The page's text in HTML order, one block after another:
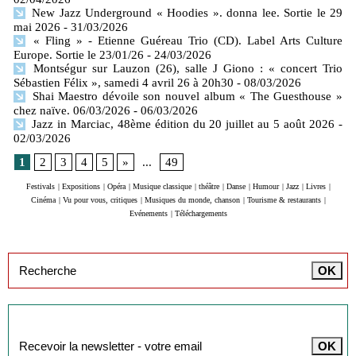
New Jazz Underground « Hoodies ». donna lee. Sortie le 29
mai 2026 - 31/03/2026
« Fling » - Etienne Guéreau Trio (CD). Label Arts Culture
Europe. Sortie le 23/01/26 - 24/03/2026
Montségur sur Lauzon (26), salle J Giono : « concert Trio
Sébastien Félix », samedi 4 avril 26 à 20h30 - 08/03/2026
Shai Maestro dévoile son nouvel album « The Guesthouse »
chez naïve. 06/03/2026 - 06/03/2026
Jazz in Marciac, 48ème édition du 20 juillet au 5 août 2026 -
02/03/2026
1
2 3 4 5 » ... 49
Festivals Expositions Opéra Musique classique théâtre Danse Humour Jazz Livres
Cinéma
Vu pour vous, critiques Musiques du monde, chanson Tourisme & restaurants
Evénements
Téléchargements